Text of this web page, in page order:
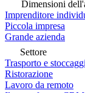
Dimensioni
Imprenditore
Piccola impresa
Grande azienda
Settore
Trasporto e
Ristorazione
Lavoro da remoto